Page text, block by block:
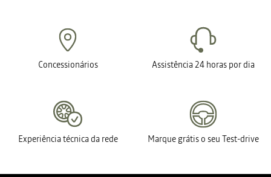
Concessionários Assistência 24 horas por dia
Experiência técnica da rede Marque grátis o seu Test-drive